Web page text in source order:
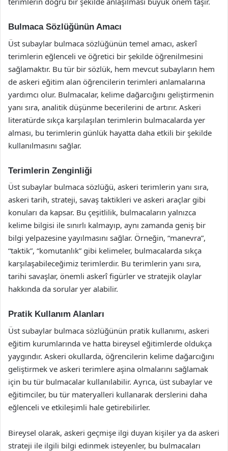
Bulmaca Sözlüğünün Amacı
Üst subaylar bulmaca sözlüğünün temel amacı, askerî
terimlerin eğlenceli ve öğretici bir şekilde öğrenilmesini
sağlamaktır. Bu tür bir sözlük, hem mevcut subayların hem
de askeri eğitim alan öğrencilerin terimleri anlamalarına
yardımcı olur. Bulmacalar, kelime dağarcığını geliştirmenin
yanı sıra, analitik düşünme becerilerini de artırır. Askeri
literatürde sıkça karşılaşılan terimlerin bulmacalarda yer
alması, bu terimlerin günlük hayatta daha etkili bir şekilde
kullanılmasını sağlar.
Terimlerin Zenginliği
Üst subaylar bulmaca sözlüğü, askeri terimlerin yanı sıra,
askeri tarih, strateji, savaş taktikleri ve askeri araçlar gibi
konuları da kapsar. Bu çeşitlilik, bulmacaların yalnızca
kelime bilgisi ile sınırlı kalmayıp, aynı zamanda geniş bir
bilgi yelpazesine yayılmasını sağlar. Örneğin, “manevra”,
“taktik”, “komutanlık” gibi kelimeler, bulmacalarda sıkça
karşılaşabileceğimiz terimlerdir. Bu terimlerin yanı sıra,
tarihi savaşlar, önemli askerî figürler ve stratejik olaylar
hakkında da sorular yer alabilir.
Pratik Kullanım Alanları
Üst subaylar bulmaca sözlüğünün pratik kullanımı, askeri
eğitim kurumlarında ve hatta bireysel eğitimlerde oldukça
yaygındır. Askeri okullarda, öğrencilerin kelime dağarcığını
geliştirmek ve askeri terimlere aşina olmalarını sağlamak
için bu tür bulmacalar kullanılabilir. Ayrıca, üst subaylar ve
eğitimciler, bu tür materyalleri kullanarak derslerini daha
eğlenceli ve etkileşimli hale getirebilirler.
Bireysel olarak, askeri geçmişe ilgi duyan kişiler ya da askeri
strateji ile ilgili bilgi edinmek isteyenler, bu bulmacaları